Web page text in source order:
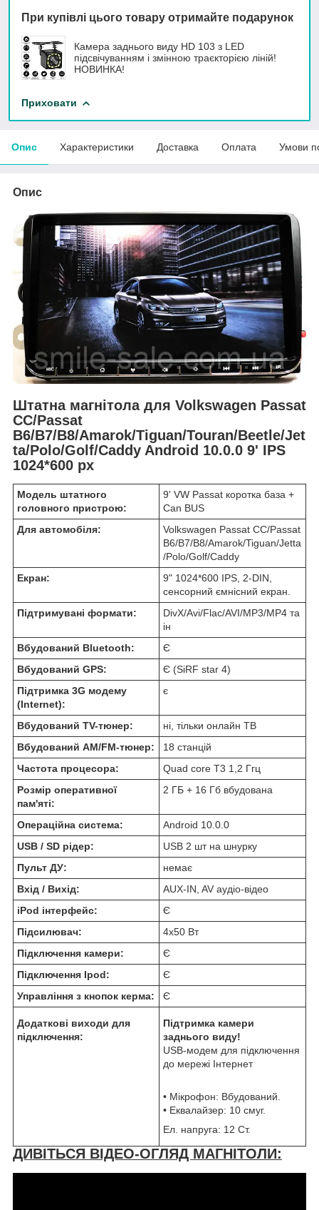
При купівлі цього товару отримайте подарунок
Камера заднього виду HD 103 з LED
підсвічуванням і змінною траєкторією ліній!
НОВИНКА!
Приховати
Опис Характеристики Доставка Оплата Умови
Опис
Штатна магнітола для Volkswagen Passat
CC/Passat
B6/B7/B8/Amarok/Tiguan/Touran/Beetle/Jet
ta/Polo/Golf/Caddy Android 10.0.0 9' IPS
1024*600 px
Модель штатного
головного пристрою:
9' VW Passat коротка база +
Can BUS
Для автомобіля:
Volkswagen Passat CC/Passat
B6/B7/B8/Amarok/Tiguan/Jetta
/Polo/Golf/Caddy
Екран:
9" 1024*600 IPS, 2-DIN,
сенсорний ємнісний екран.
Підтримувані формати:
DivX/Avi/Flac/AVI/MP3/MP4 та
ін
Вбудований Bluetooth:
Є
Вбудований GPS:
Є (SiRF star 4)
Підтримка 3G модему
(Internet):
є
Вбудований TV-тюнер:
ні, тільки онлайн ТВ
Вбудований AM/FM-тюнер:
18 станцій
Частота процесора:
Quad core T3 1,2 Ггц
Розмір оперативної
пам'яті:
2 ГБ + 16 Гб вбудована
Операційна система:
Android 10.0.0
USB / SD рідер:
USB 2 шт на шнурку
Пульт ДУ:
немає
Вхід / Вихід:
AUX-IN, AV аудіо-відео
iPod інтерфейс:
Є
Підсилювач:
4х50 Вт
Підключення камери:
Є
Підключення Ipod:
Є
Управління з кнопок керма:
Є
Додаткові виходи для
підключення:
Підтримка камери
заднього виду!
USB-модем для підключення
до мережі Інтернет
• Мікрофон: Вбудований.
• Еквалайзер: 10 смуг.
Ел. напруга: 12 Ст.
ДИВІТЬСЯ ВІДЕО-ОГЛЯД МАГНІТОЛИ: